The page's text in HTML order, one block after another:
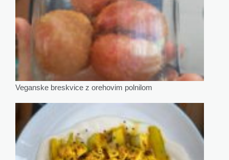
Veganske breskvice z orehovim polnilom